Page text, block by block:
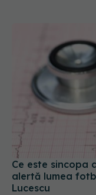
Ce este sincopa
alertă lumea
Lucescu